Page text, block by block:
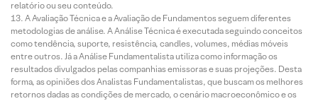
relatório ou seu conteúdo.
A Avaliação Técnica e a Avaliação de Fundamentos seguem diferentes
metodologias de análise. A Análise Técnica é executada seguindo conceitos
como tendência, suporte, resistência, candles, volumes, médias móveis
entre outros. Já a Análise Fundamentalista utiliza como informação os
resultados divulgados pelas companhias emissoras e suas projeções. Desta
forma, as opiniões dos Analistas Fundamentalistas, que buscam os melhores
retornos dadas as condições de mercado, o cenário macroeconômico e os